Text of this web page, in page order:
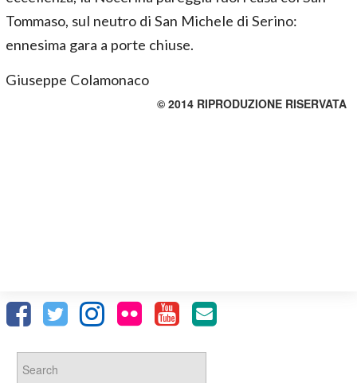
Tommaso, sul neutro di San Michele di Serino:
ennesima gara a porte chiuse.
Giuseppe Colamonaco
© 2014 RIPRODUZIONE RISERVATA